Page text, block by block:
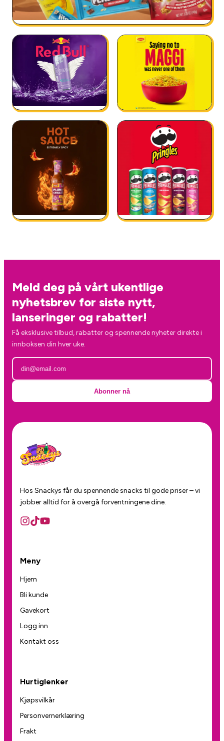
Meld deg på vårt ukentlige
nyhetsbrev for siste nytt,
lanseringer og rabatter!
Få eksklusive tilbud, rabatter og spennende nyheter direkte i
innboksen din hver uke.
Abonner nå
Hos Snackys får du spennende snacks til gode priser – vi
jobber alltid for å overgå forventningene dine.
Meny
Hjem
Bli kunde
Gavekort
Logg inn
Kontakt oss
Hurtiglenker
Kjøpsvilkår
Personvernerklæring
Frakt